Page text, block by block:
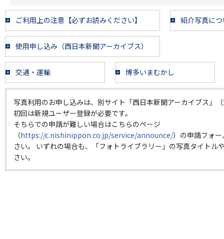
ご利用上の注意【必ずお読みください】 紹介写真に
使用申し込み（西日本新聞アーカイブス）
交通・運輸 博多いまむかし
写真利用のお申し込みは、別サイト「西日本新聞アーカイブス」
初回は新規ユーザー登録が必要です。
そちらでの申請が難しい場合はこちらのページ
（https://c.nishinippon.co.jp/service/announce/）の申請フォ
さい。 いずれの場合も、「フォトライブラリー」の写真タイトル
さい。